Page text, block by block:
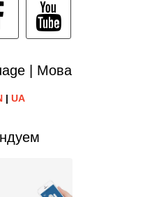
| Мова
| UA